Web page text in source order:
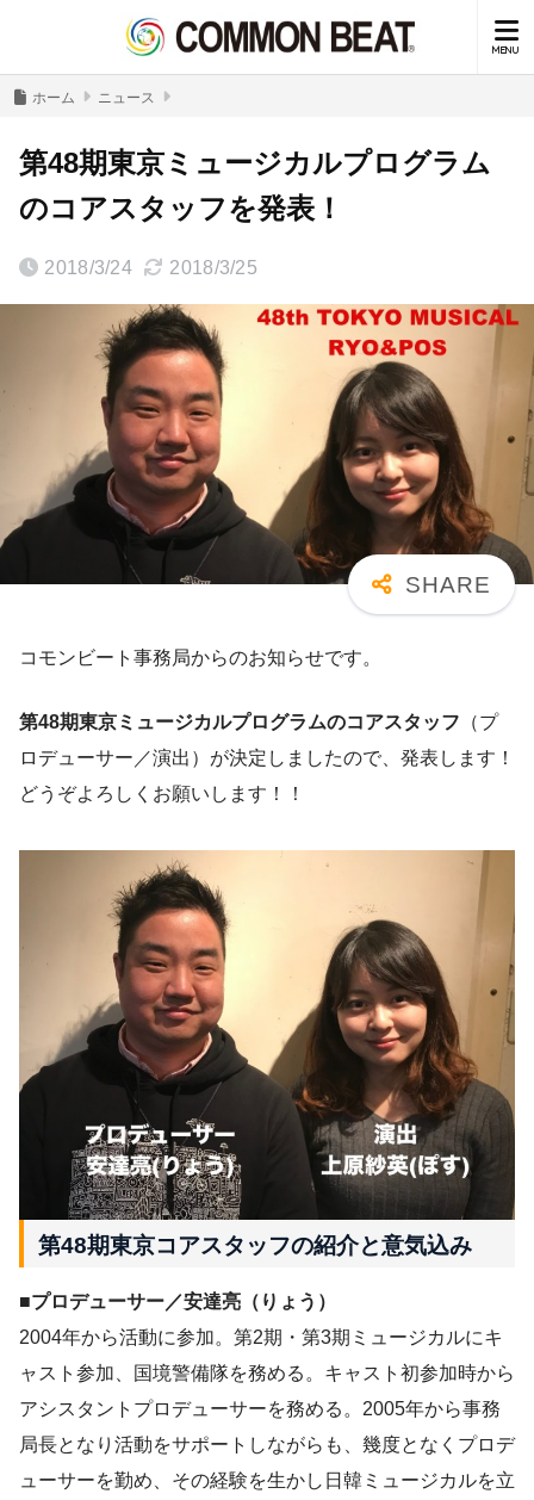
ホーム ニュース
第48期東京ミュージカルプログラム
のコアスタッフを発表！
2018/3/24 2018/3/25
コモンビート事務局からのお知らせです。
第48期東京ミュージカルプログラムのコアスタッフ （プ
ロデューサー／演出）が決定しましたので、発表します！
どうぞよろしくお願いします！！
第48期東京コアスタッフの紹介と意気込み
■プロデューサー／安達亮（りょう）
2004年から活動に参加。第2期・第3期ミュージカルにキ
ャスト参加、国境警備隊を務める。キャスト初参加時から
アシスタントプロデューサーを務める。2005年から事務
局長となり活動をサポートしながらも、幾度となくプロデ
ューサーを勤め、その経験を生かし日韓ミュージカルを立